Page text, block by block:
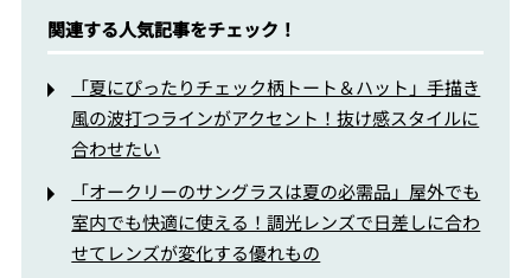
関連する人気記事をチェック！
「夏にぴったりチェック柄トート＆ハット」手描き
風の波打つラインがアクセント！抜け感スタイルに
合わせたい
「オークリーのサングラスは夏の必需品」屋外でも
室内でも快適に使える！調光レンズで日差しに合わ
せてレンズが変化する優れもの